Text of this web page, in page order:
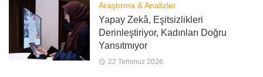
Araştırma & Analizler
Yapay Zekâ, Eşitsizlikleri
Derinleştiriyor, Kadınları Doğru
Yansıtmıyor
22 Temmuz 2026